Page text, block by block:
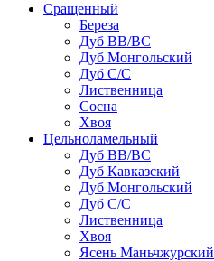
Сращенный
Береза
Дуб ВВ/ВС
Дуб Монгольский
Дуб С/С
Лиственница
Сосна
Хвоя
Цельноламельный
Дуб ВВ/ВС
Дуб Кавказский
Дуб Монгольский
Дуб С/С
Лиственница
Хвоя
Ясень Маньчжурский